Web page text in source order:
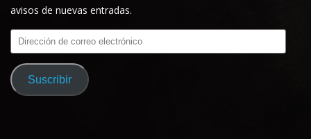
avisos de nuevas entradas.
Dirección
de
correo
electrónico
Suscribir